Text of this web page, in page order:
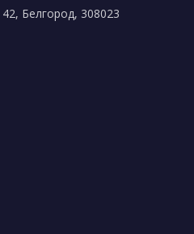
Белгород, 308023